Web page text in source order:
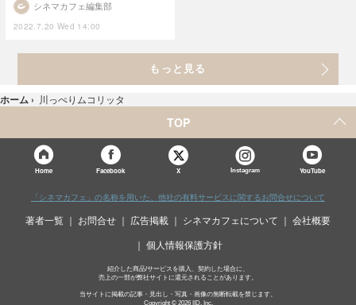
2022.7.20 Wed 14:00
シネマカフェ編集部
もっと見る
ホーム › 川っぺりムコリッタ
TOP
Home Facebook X Instagram YouTube
「シネマカフェ」の名称を用いた、他社の有料サービスに関するお問合せについて
著者一覧 お問合せ 広告掲載 シネマカフェについて 会社概要
個人情報保護方針
紹介した商品/サービスを購入、契約した場合に、
売上の一部が弊社サイトに還元されることがあります。
当サイトに掲載の記事・見出し・写真・画像の無断転載を禁じます。
Copyright © 2026 IID, Inc.